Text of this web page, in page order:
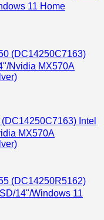
11 Home
Intel
MX570A